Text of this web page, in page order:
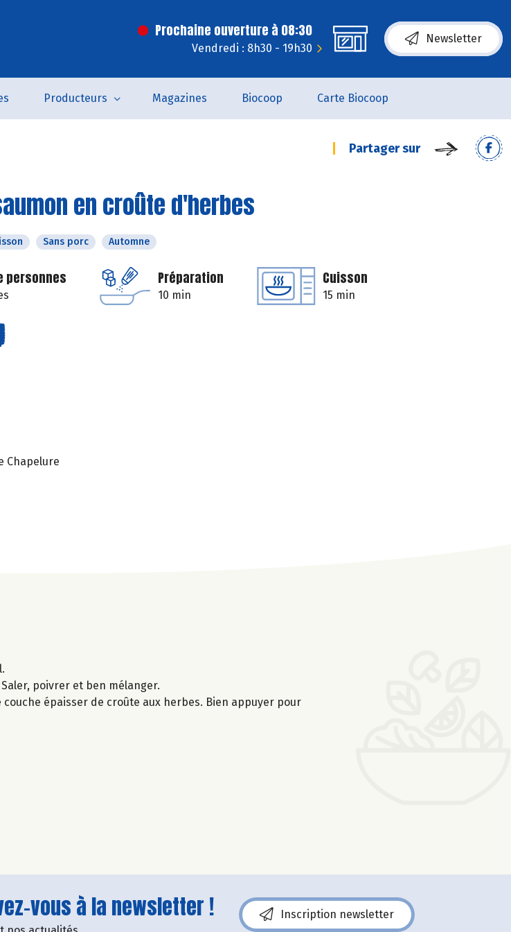
Prochaine ouverture à 08:30
Vendredi : 8h30 - 19h30
Newsletter
Producteurs Magazines Biocoop Carte Biocoop
Partager sur
en croûte d'herbes
Sans porc Automne
personnes Préparation
10 min
Cuisson
15 min
Chapelure
poivrer et ben mélanger.
épaisser de croûte aux herbes. Bien appuyer pour
vous à la newsletter ! Inscription newsletter